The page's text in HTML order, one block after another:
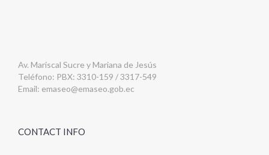
Av. Mariscal Sucre y Mariana de Jesús
Teléfono: PBX: 3310-159 / 3317-549
Email: emaseo@emaseo.gob.ec
CONTACT INFO